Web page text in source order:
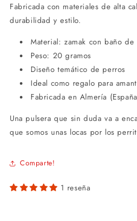
Fabricada con materiales de alta
durabilidad y estilo.
Material: zamak con baño de
Peso: 20 gramos
Diseño temático de perros
Ideal como regalo para
Fabricada en Almería
Una pulsera que sin duda va a
que somos unas locas por los
Comparte!
1 reseña